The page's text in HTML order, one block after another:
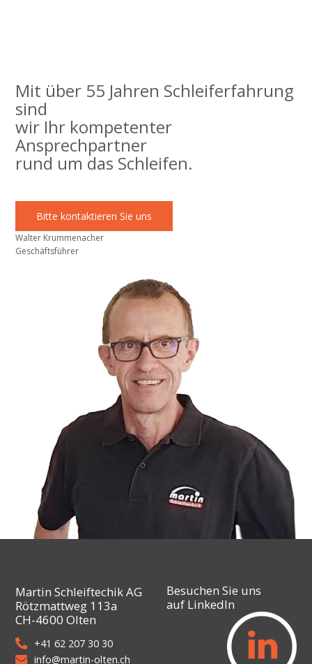
Mit über 55 Jahren Schleiferfahrung
sind
wir Ihr kompetenter
Ansprechpartner
rund um das Schleifen.
Bitte kontaktieren Sie uns
Walter Krummenacher
Geschäftsführer
Martin Schleiftechik AG
Rötzmattweg 113a
CH-4600 Olten
+41 62 207 30 30
info@martin-olten.ch
Besuchen Sie uns
auf LinkedIn